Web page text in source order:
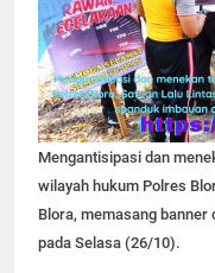
Mengantisipasi dan
wilayah hukum Polres
Blora, memasang banner
pada Selasa (26/10).